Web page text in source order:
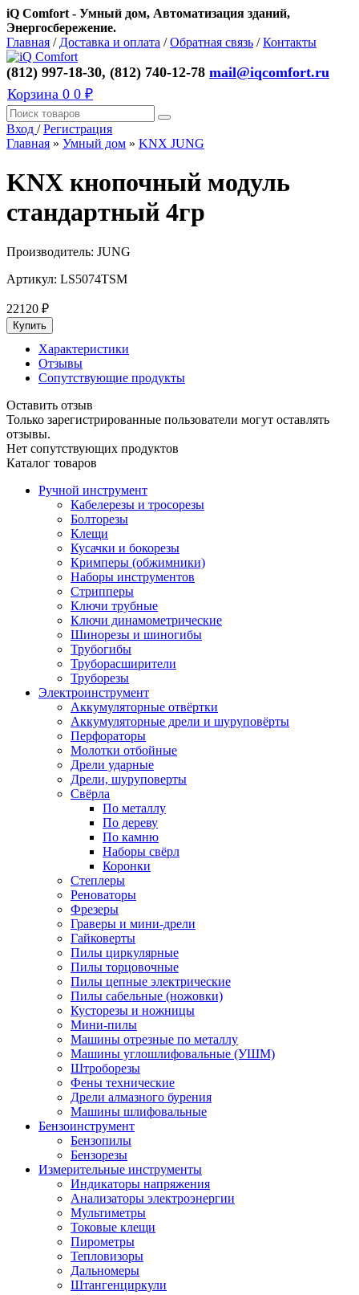
iQ Comfort - Умный дом, Автоматизация зданий,
Энергосбережение.
Главная / Доставка и оплата /Обратная связь /Контакты
(812) 997-18-30, (812) 740-12-78 mail@iqcomfort.ru
Корзина 0 0 ₽
Вход /Регистрация
Главная » Умный дом » KNX JUNG
KNX кнопочный модуль
стандартный 4гр
Производитель: JUNG
Артикул: LS5074TSM
22120 ₽
Характеристики
Отзывы
Сопутствующие продукты
Оставить отзыв
Только зарегистрированные пользователи могут оставлять
отзывы.
Нет сопутствующих продуктов
Каталог товаров
Ручной инструмент
Кабелерезы и тросорезы
Болторезы
Клещи
Кусачки и бокорезы
Кримперы (обжимники)
Наборы инструментов
Стрипперы
Ключи трубные
Ключи динамометрические
Шинорезы и шиногибы
Трубогибы
Труборасширители
Труборезы
Электроинструмент
Аккумуляторные отвёртки
Аккумуляторные дрели и шуруповёрты
Перфораторы
Молотки отбойные
Дрели ударные
Дрели, шуруповерты
Свёрла
По металлу
По дереву
По камню
Наборы свёрл
Коронки
Степлеры
Реноваторы
Фрезеры
Граверы и мини-дрели
Гайковерты
Пилы циркулярные
Пилы торцовочные
Пилы цепные электрические
Пилы сабельные (ножовки)
Кусторезы и ножницы
Мини-пилы
Машины отрезные по металлу
Машины углошлифовальные (УШМ)
Штроборезы
Фены технические
Дрели алмазного бурения
Машины шлифовальные
Бензоинструмент
Бензопилы
Бензорезы
Измерительные инструменты
Индикаторы напряжения
Анализаторы электроэнергии
Мультиметры
Токовые клещи
Пирометры
Тепловизоры
Дальномеры
Штангенциркули